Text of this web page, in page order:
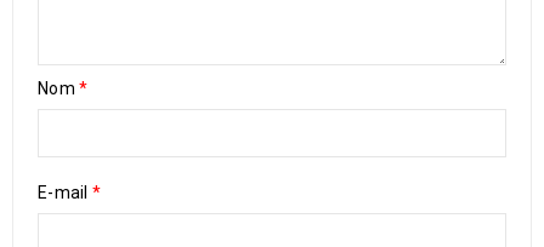
Nom *
E-mail *